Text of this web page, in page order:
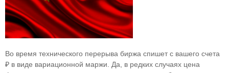
Во время технического перерыва биржа спишет с вашего счета
₽ в виде вариационной маржи. Да, в редких случаях цена